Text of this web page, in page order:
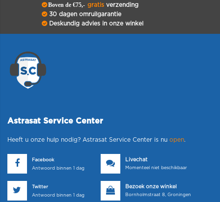
Boven de €75,- gratisverzending
30 dagen omruilgarantie
Deskundig advies in onze winkel
Astrasat Service Center
Heeft u onze hulp nodig? Astrasat Service Center is nu open.
Facebook
Antwoord binnen 1 dag
Livechat
Momenteel niet beschikbaar
Twitter
Antwoord binnen 1 dag
Bezoek onze winkel
Bornholmstraat 8, Groningen